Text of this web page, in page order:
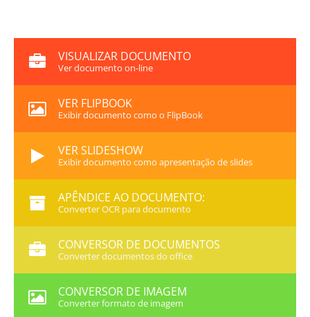
VISUALIZAR DOCUMENTO
Ver documento on-line
VER FLIPBOOK
Exibir documento como o FlipBook
VER SLIDESHOW
Exibir documento como apresentação de slides
APÊNDICE AO DOCUMENTO:
Converter OCR para documento
CONVERSOR DE DOCUMENTOS
Converter documentos do office
CONVERSOR DE IMAGEM
Converter formato de imagem